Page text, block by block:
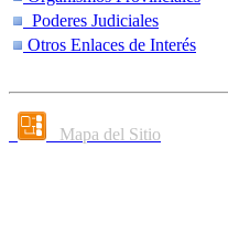
Poderes Judiciales
Otros Enlaces de Interés
Mapa del Sitio